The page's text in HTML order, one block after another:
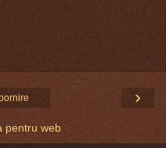
›
pentru web